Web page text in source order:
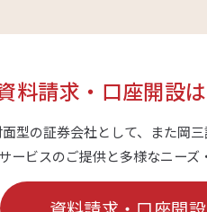
料請求・口座開設
型の証券会社として、また岡三
ービスのご提供と多様なニー